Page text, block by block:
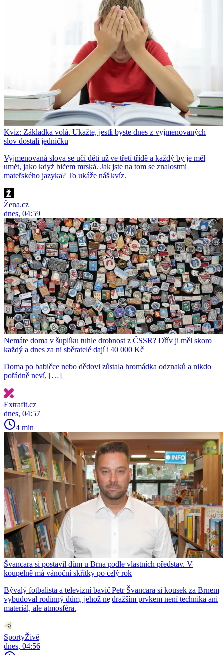
Kvíz: Základka volá. Ukažte, jestli byste dnes z vyjmenovaných
slov dostali jedničku
Vyjmenovaná slova se učí děti už ve třetí třídě a každý by je měl
umět, jako když bičem mrská. Jak jste na tom se znalostmi
mateřského jazyka? To ukáže náš kvíz.
Žena.cz
dnes, 04:59
Nemáte doma v šuplíku tuhle drobnost z ČSSR? Dřív ji měl skoro
každý a dnes za ni sběratelé dají i 40 000 Kč
Doma po babičce nebo dědovi zůstala hromádka odznaků a nikdo
pořádně neví, […]
Extrafit.cz
dnes, 04:57
4 min
Švancara si postavil dům u Brna podle vlastních představ. V
koupelně má vánoční skřítky po celý rok
Bývalý fotbalista a televizní bavič Petr Švancara si kousek za Brnem
vybudoval rodinný dům, jehož nejdražším prvkem není technika ani
materiál, ale atmosféra.
SportyŽivě
dnes, 04:56